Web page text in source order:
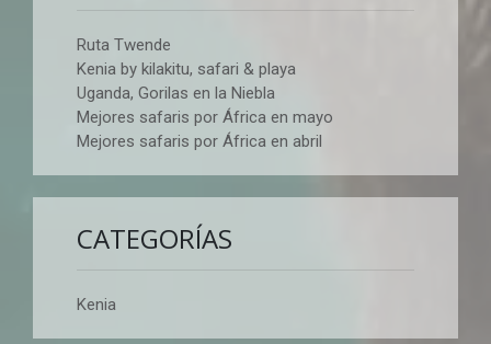
Ruta Twende
Kenia by kilakitu, safari & playa
Uganda, Gorilas en la Niebla
Mejores safaris por África en mayo
Mejores safaris por África en abril
CATEGORÍAS
Kenia